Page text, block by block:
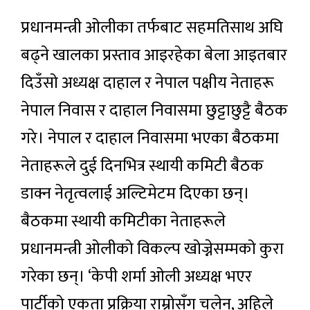
प्रधानमन्त्री ओलीका तर्फबाट सहमतिसाथ अघि
बढ्ने खालका प्रस्ताव आइरहेका बेला आइतबार
दिउँसो अध्यक्ष दाहाल र नेपाल पक्षीय नेताहरू
नेपाल निवास र दाहाल निवासमा छुट्टाछुट्टै बैठक
गरे। नेपाल र दाहाल निवासमा भएका बैठकमा
नेताहरूले दुई दिनभित्र स्थायी कमिटी बैठक
डाक्न नेतृत्वलाई अल्टिमेटम दिएका छन्।
बैठकमा स्थायी कमिटीका नेताहरूले
प्रधानमन्त्री ओलीको विकल्प खोज्नेसम्मको कुरा
गरेका छन्। ‘केपी शर्मा ओली अध्यक्ष भएर
पार्टीको एकता प्रक्रिया राम्रोसँग चलेन, अहिले